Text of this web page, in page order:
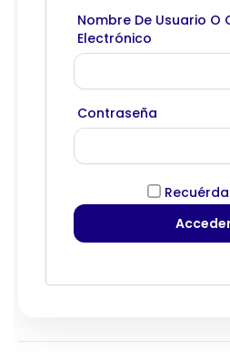
Nombre De Usuario O
Electrónico
Contraseña